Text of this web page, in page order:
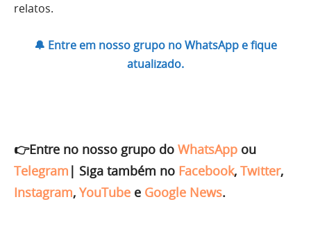
relatos.
🔔 Entre em nosso grupo no WhatsApp e fique
atualizado.
👉Entre no nosso grupo do WhatsApp ou
Telegram | Siga também no Facebook, Twitter,
Instagram, YouTube e Google News.